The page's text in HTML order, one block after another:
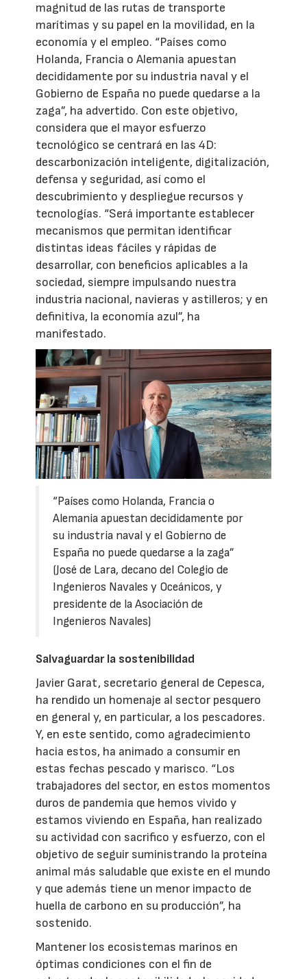
magnitud de las rutas de transporte
marítimas y su papel en la movilidad, en la
economía y el empleo. “Países como
Holanda, Francia o Alemania apuestan
decididamente por su industria naval y el
Gobierno de España no puede quedarse a la
zaga”, ha advertido. Con este objetivo,
considera que el mayor esfuerzo
tecnológico se centrará en las 4D:
descarbonización inteligente, digitalización,
defensa y seguridad, así como el
descubrimiento y despliegue recursos y
tecnologías. “Será importante establecer
mecanismos que permitan identificar
distintas ideas fáciles y rápidas de
desarrollar, con beneficios aplicables a la
sociedad, siempre impulsando nuestra
industria nacional, navieras y astilleros; y en
definitiva, la economía azul”, ha
manifestado.
“Países como Holanda, Francia o
Alemania apuestan decididamente por
su industria naval y el Gobierno de
España no puede quedarse a la zaga”
(José de Lara, decano del Colegio de
Ingenieros Navales y Oceánicos, y
presidente de la Asociación de
Ingenieros Navales)
Salvaguardar la sostenibilidad
Javier Garat, secretario general de Cepesca,
ha rendido un homenaje al sector pesquero
en general y, en particular, a los pescadores.
Y, en este sentido, como agradecimiento
hacia estos, ha animado a consumir en
estas fechas pescado y marisco. “Los
trabajadores del sector, en estos momentos
duros de pandemia que hemos vivido y
estamos viviendo en España, han realizado
su actividad con sacrifico y esfuerzo, con el
objetivo de seguir suministrando la proteína
animal más saludable que existe en el mundo
y que además tiene un menor impacto de
huella de carbono en su producción”, ha
sostenido.
Mantener los ecosistemas marinos en
óptimas condiciones con el fin de